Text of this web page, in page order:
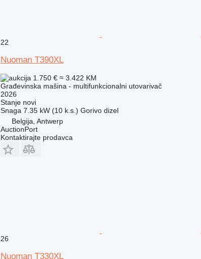
22
Nuoman T390XL
1.750 € ≈ 3.422 KM
Građevinska mašina - multifunkcionalni utovarivač
2026
Stanjenovi
Snaga 7.35 kW (10 k.s.) Gorivo dizel
Belgija, Antwerp
AuctionPort
Kontaktirajte prodavca
26
Nuoman T330XL